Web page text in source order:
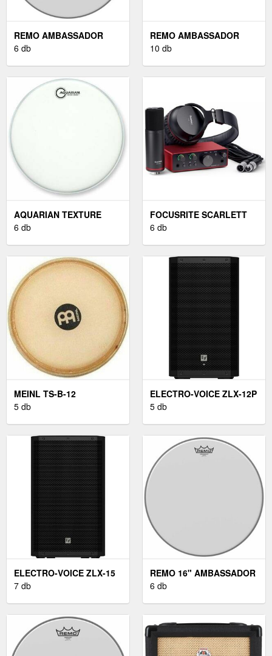
REMO AMBASSADOR
COATED 18''
6 db
REMO AMBASSADOR
COATED 10" DOBBŐR
10 db
AQUARIAN TEXTURE
COATED 10" DOBBŐR
6 db
FOCUSRITE SCARLETT
SOLO STUDIO 4TH GEN
6 db
MEINL TS-B-12
5 db
ELECTRO-VOICE ZLX-12P
G2
5 db
ELECTRO-VOICE ZLX-15
G2
7 db
REMO 16" AMBASSADOR
COATED
6 db